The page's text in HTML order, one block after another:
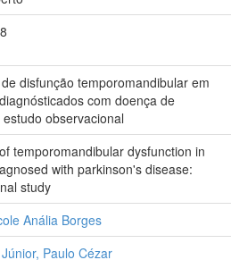
disfunção temporomandibular em
com doença de
observacional
temporomandibular dysfunction in
with parkinson's disease:
study
Anália Borges
Paulo Cézar